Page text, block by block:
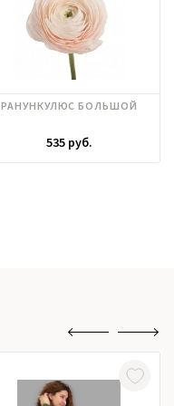
РАНУНКУЛЮС БОЛЬШОЙ
535 руб.